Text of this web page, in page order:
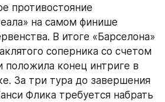
противостояние
на самом финише
В итоге «Барселона»
соперника со счетом
положила конец интриге в
За три тура до завершения
Флика требуется набрать